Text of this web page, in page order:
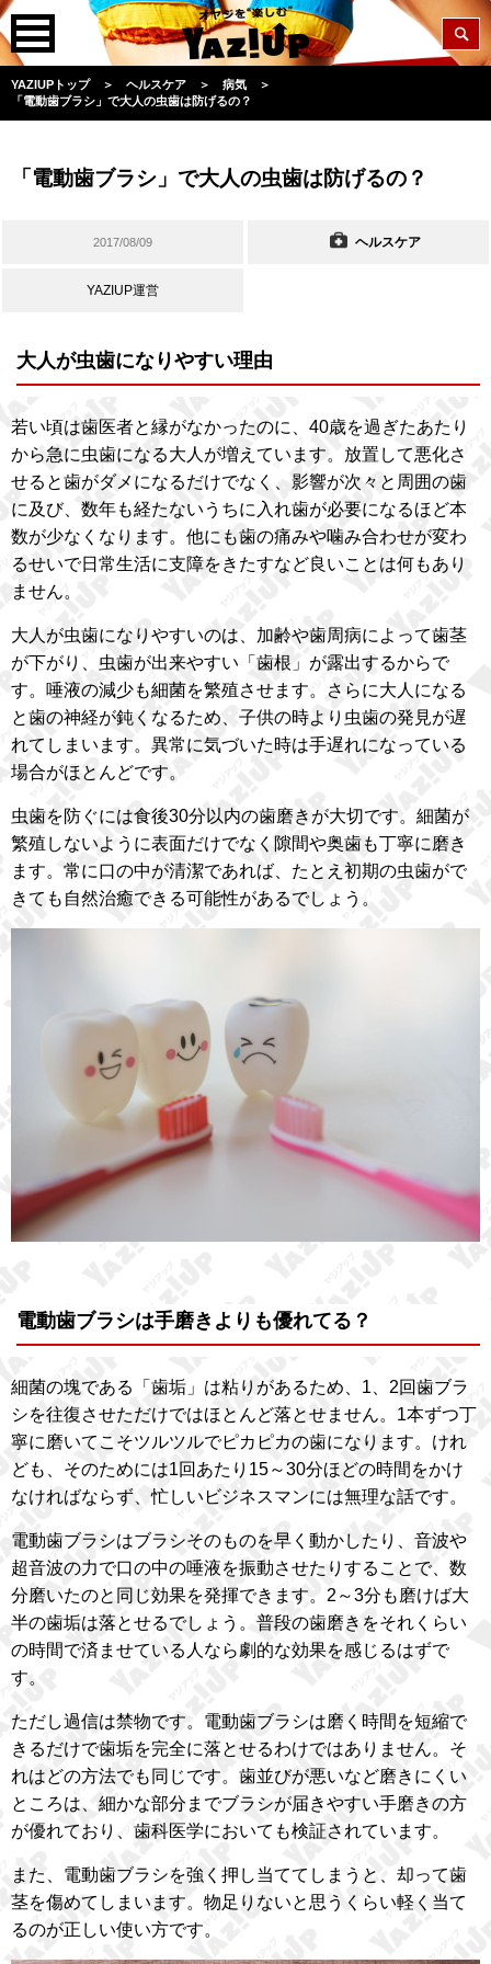
YAZIUPトップ ＞ ヘルスケア ＞ 病気
＞
「電動歯ブラシ」で大人の虫歯は防げるの？
「電動歯ブラシ」で大人の虫歯は防げるの？
2017/08/09 ヘルスケア
YAZIUP運営
大人が虫歯になりやすい理由
若い頃は歯医者と縁がなかったのに、40歳を過ぎたあたり
から急に虫歯になる大人が増えています。放置して悪化さ
せると歯がダメになるだけでなく、影響が次々と周囲の歯
に及び、数年も経たないうちに入れ歯が必要になるほど本
数が少なくなります。他にも歯の痛みや噛み合わせが変わ
るせいで日常生活に支障をきたすなど良いことは何もあり
ません。
大人が虫歯になりやすいのは、加齢や歯周病によって歯茎
が下がり、虫歯が出来やすい「歯根」が露出するからで
す。唾液の減少も細菌を繁殖させます。さらに大人になる
と歯の神経が鈍くなるため、子供の時より虫歯の発見が遅
れてしまいます。異常に気づいた時は手遅れになっている
場合がほとんどです。
虫歯を防ぐには食後30分以内の歯磨きが大切です。細菌が
繁殖しないように表面だけでなく隙間や奥歯も丁寧に磨き
ます。常に口の中が清潔であれば、たとえ初期の虫歯がで
きても自然治癒できる可能性があるでしょう。
電動歯ブラシは手磨きよりも優れてる？
細菌の塊である「歯垢」は粘りがあるため、1、2回歯ブラ
シを往復させただけではほとんど落とせません。1本ずつ丁
寧に磨いてこそツルツルでピカピカの歯になります。けれ
ども、そのためには1回あたり15～30分ほどの時間をかけ
なければならず、忙しいビジネスマンには無理な話です。
電動歯ブラシはブラシそのものを早く動かしたり、音波や
超音波の力で口の中の唾液を振動させたりすることで、数
分磨いたのと同じ効果を発揮できます。2～3分も磨けば大
半の歯垢は落とせるでしょう。普段の歯磨きをそれくらい
の時間で済ませている人なら劇的な効果を感じるはずで
す。
ただし過信は禁物です。電動歯ブラシは磨く時間を短縮で
きるだけで歯垢を完全に落とせるわけではありません。そ
れはどの方法でも同じです。歯並びが悪いなど磨きにくい
ところは、細かな部分までブラシが届きやすい手磨きの方
が優れており、歯科医学においても検証されています。
また、電動歯ブラシを強く押し当ててしまうと、却って歯
茎を傷めてしまいます。物足りないと思うくらい軽く当て
るのが正しい使い方です。